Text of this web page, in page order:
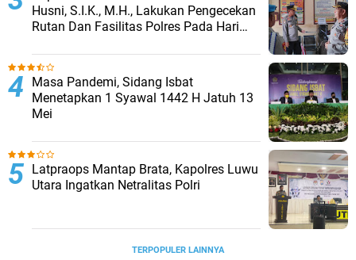
Husni, S.I.K., M.H., Lakukan Pengecekan
Rutan Dan Fasilitas Polres Pada Hari
Masa Pandemi, Sidang Isbat
Menetapkan 1 Syawal 1442 H Jatuh 13
Mei
Latpraops Mantap Brata, Kapolres Luwu
Utara Ingatkan Netralitas Polri
TERPOPULER LAINNYA